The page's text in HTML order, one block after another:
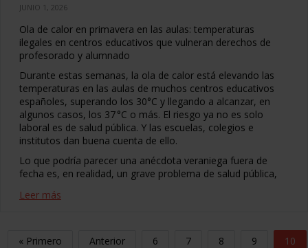
JUNIO 1, 2026
Ola de calor en primavera en las aulas: temperaturas
ilegales en centros educativos que vulneran derechos de
profesorado y alumnado
Durante estas semanas, la ola de calor está elevando las
temperaturas en las aulas de muchos centros educativos
españoles, superando los 30°C y llegando a alcanzar, en
algunos casos, los 37 °C o más. El riesgo ya no es solo
laboral es de salud pública. Y las escuelas, colegios e
institutos dan buena cuenta de ello.
Lo que podría parecer una anécdota veraniega fuera de
fecha es, en realidad, un grave problema de salud pública,
Leer más
« Primero Anterior 6 7 8 9
10